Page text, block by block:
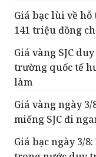
Giá bạc lùi về hỗ
141 triệu đồng
Giá vàng SJC
trường quốc tế
làm
Giá vàng ngày
miếng SJC đi
Giá bạc ngày 3/